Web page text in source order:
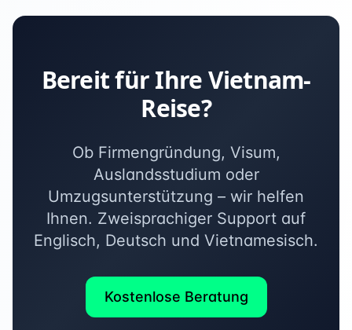
Bereit für Ihre Vietnam-
Reise?
Ob Firmengründung, Visum,
Auslandsstudium oder
Umzugsunterstützung – wir helfen
Ihnen. Zweisprachiger Support auf
Englisch, Deutsch und Vietnamesisch.
Kostenlose Beratung